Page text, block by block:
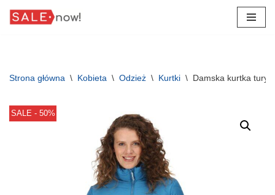
Strona główna \ Kobieta \ Odzież \ Kurtki \ Damska kurtka
SALE - 50%